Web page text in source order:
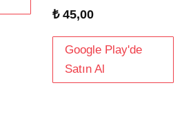
₺45,00
Google Play'de
Satın Al